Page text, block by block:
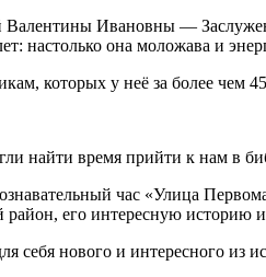
Валентины Ивановны —
настолько она моложава и
которых у неё за более чем
найти время прийти к нам в
час «Улица
его интересную историю
себя нового и интересного из